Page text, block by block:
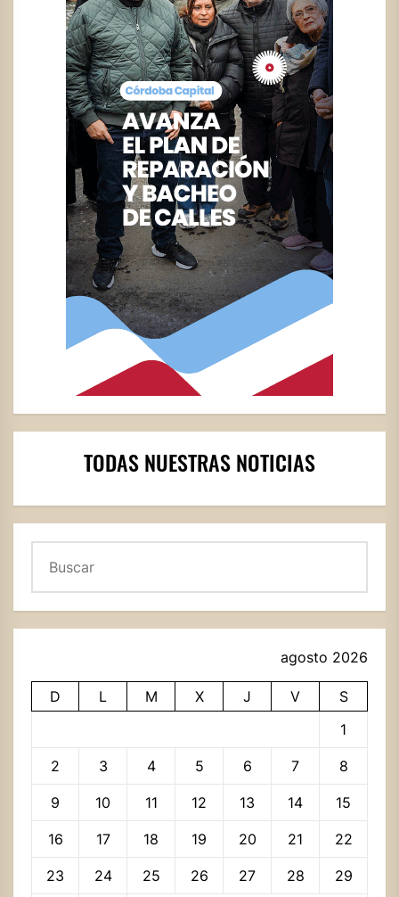
TODAS NUESTRAS NOTICIAS
agosto 2026
D L M X J V
S
1
2 3 4 5 6 7 8
9 10 11 12 13 14 15
16 17 18 19 20 21 22
23 24 25 26 27 28 29